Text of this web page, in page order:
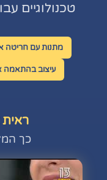
טכנולוגיים
מתנות עם חריטה
עיצוב בהתאמה
ראית
כך